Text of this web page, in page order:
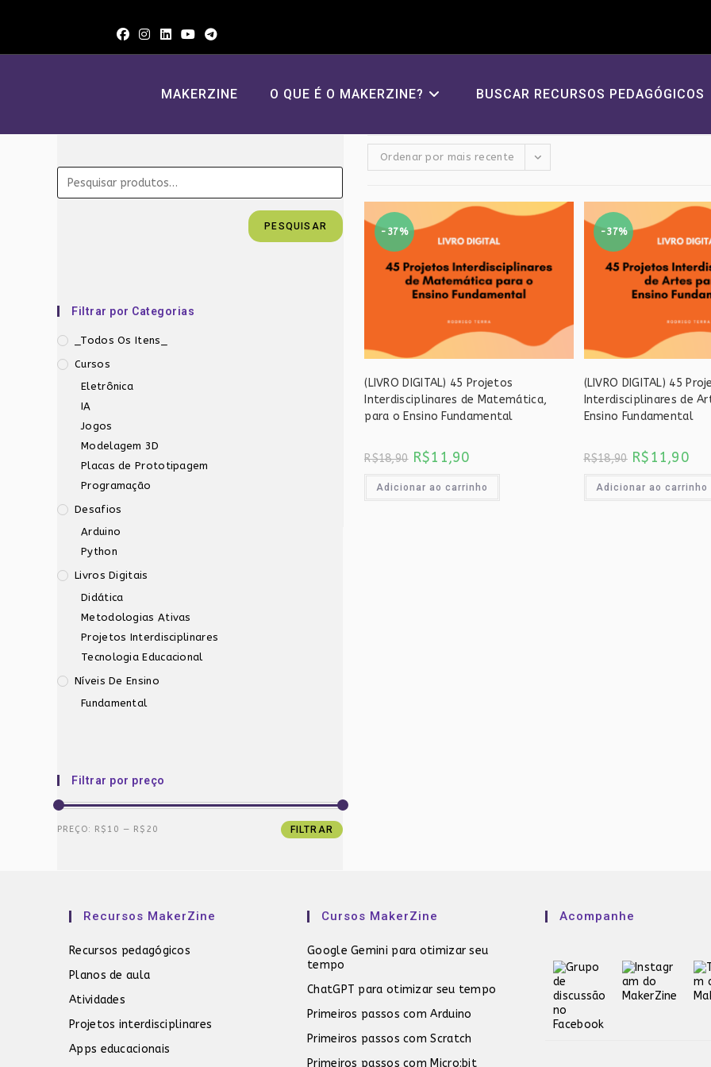
MAKERZINE O QUE É O MAKERZINE? BUSCAR RECURSOS PEDAGÓGICOS
PESQUISAR
Filtrar por Categorias
_Todos Os Itens_
Cursos
Eletrônica
IA
Jogos
Modelagem 3D
Placas de Prototipagem
Programação
Desafios
Arduino
Python
Livros Digitais
Didática
Metodologias Ativas
Projetos Interdisciplinares
Tecnologia Educacional
Níveis De Ensino
Fundamental
Filtrar por preço
Preço
Preço
FILTRAR
PREÇO: R$10 — R$20
Ordenar por mais recente
-37%
(LIVRO DIGITAL) 45 Projetos
Interdisciplinares de Matemática,
para o Ensino Fundamental
R$18,90 O
preço
era:
R$11,90
é:
Adicionar ao carrinho
-37%
(LIVRO DIGITAL) 45
Interdisciplinares de
Ensino Fundamental
R$18,90 O
preço
era:
R$11,90
é:
Adicionar ao carrinho
Recursos MakerZine
Recursos pedagógicos
Planos de aula
Atividades
Projetos interdisciplinares
Apps educacionais
Cursos MakerZine
Google Gemini para otimizar seu
tempo
ChatGPT para otimizar seu tempo
Primeiros passos com Arduino
Primeiros passos com Scratch
Primeiros passos com Micro:bit
Acompanhe